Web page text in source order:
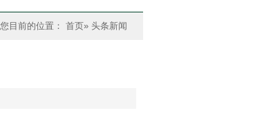
您目前的位置： 首页» 头条新闻